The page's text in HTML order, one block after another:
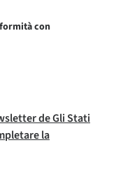
con
de Gli Stati
la